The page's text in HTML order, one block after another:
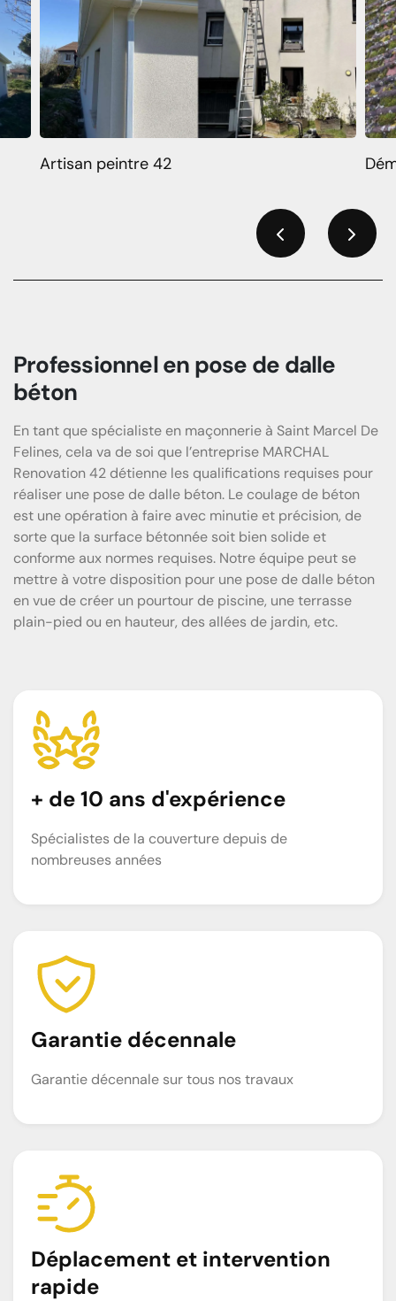
Artisan peintre 42
Professionnel en pose de dalle
béton
En tant que spécialiste en maçonnerie à Saint Marcel De
Felines, cela va de soi que l’entreprise MARCHAL
Renovation 42 détienne les qualifications requises pour
réaliser une pose de dalle béton. Le coulage de béton
est une opération à faire avec minutie et précision, de
sorte que la surface bétonnée soit bien solide et
conforme aux normes requises. Notre équipe peut se
mettre à votre disposition pour une pose de dalle béton
en vue de créer un pourtour de piscine, une terrasse
plain-pied ou en hauteur, des allées de jardin, etc.
+ de 10 ans d'expérience
Spécialistes de la couverture depuis de
nombreuses années
Garantie décennale
Garantie décennale sur tous nos travaux
Déplacement et intervention
rapide